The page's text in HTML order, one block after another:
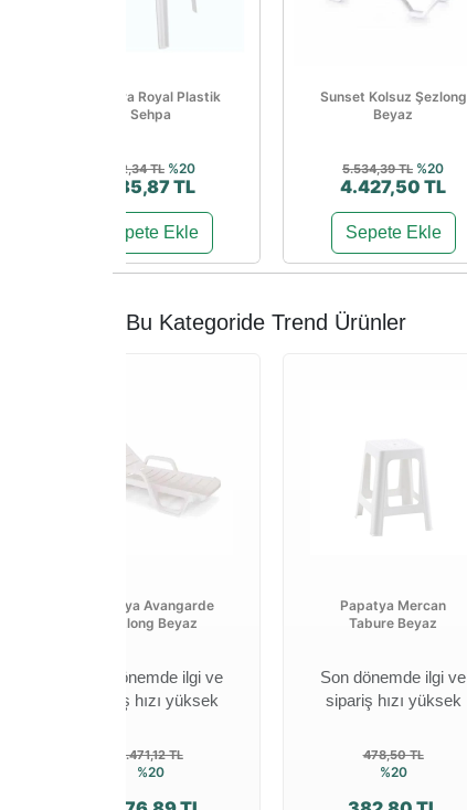
Papatya Royal Plastik
Sehpa
732,34 TL %20
585,87 TL
Sepete Ekle
Sunset Kolsuz Şezlong
Beyaz
5.534,39 TL %20
4.427,50 TL
Sepete Ekle
Bu Kategoride Trend Ürünler
Papatya Avangarde
Şezlong Beyaz
Son dönemde ilgi ve
sipariş hızı yüksek
3.471,12 TL
%20
Papatya Mercan
Tabure Beyaz
Son dönemde ilgi ve
sipariş hızı yüksek
478,50 TL
%20